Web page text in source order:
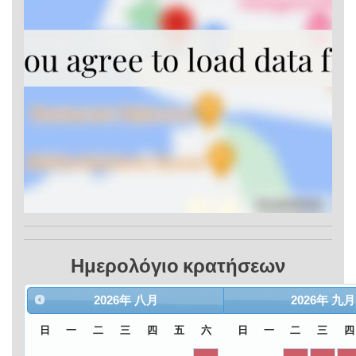
Ημερολόγιο κρατήσεων
2026年 八月
日 一 二 三 四 五 六
2026年 九月
日 一 二 三 四